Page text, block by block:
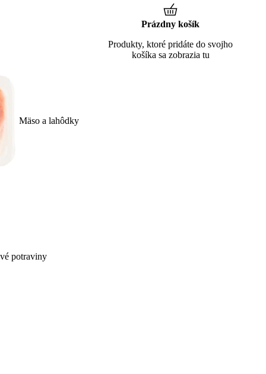
Mäso a lahôdky
potraviny
Prázdny košík
Produkty, ktoré pridáte do svojho
košíka sa zobrazia tu